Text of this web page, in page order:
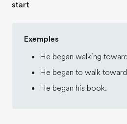
start
Exemples
He began walking
He began to walk
He began his book.